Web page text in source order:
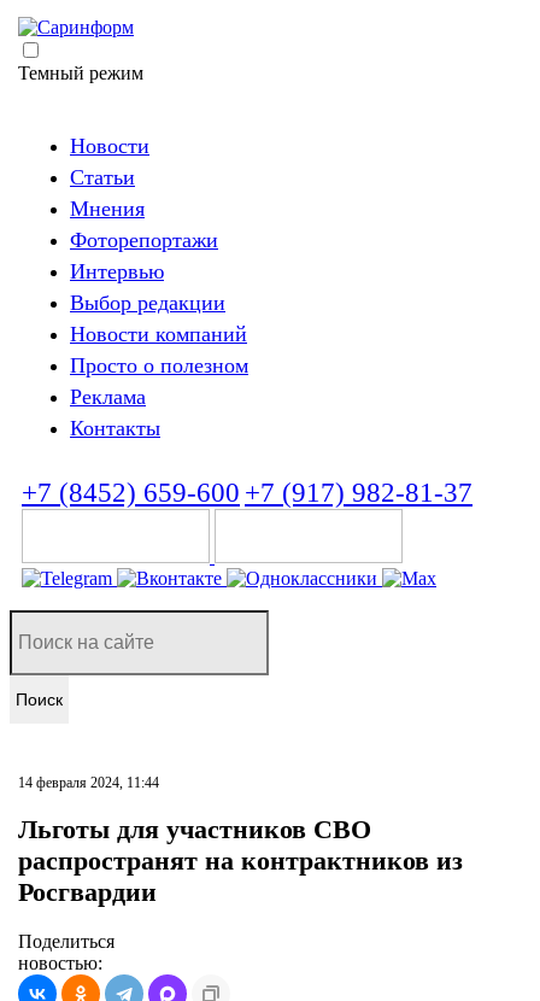
Темный режим
Новости
Статьи
Мнения
Фоторепортажи
Интервью
Выбор редакции
Новости компаний
Просто о полезном
Реклама
Контакты
+7 (8452) 659-600 +7 (917) 982-81-37
Поиск
14 февраля 2024, 11:44
Льготы для участников СВО
распространят на контрактников из
Росгвардии
Поделиться
новостью: